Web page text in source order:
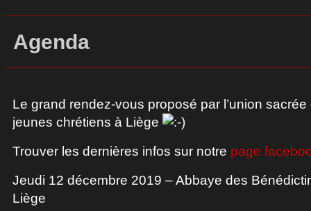
Agenda
Le grand rendez-vous proposé par l’union
jeunes chrétiens à Liège
Trouver les dernières infos sur notre page
Jeudi 12 décembre 2019 – Abbaye des
Liège